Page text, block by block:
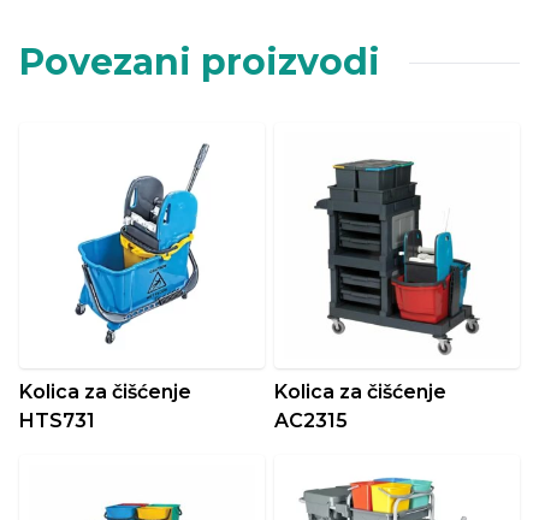
Povezani proizvodi
Kolica za čišćenje
HTS731
Kolica za čišćenje
AC2315